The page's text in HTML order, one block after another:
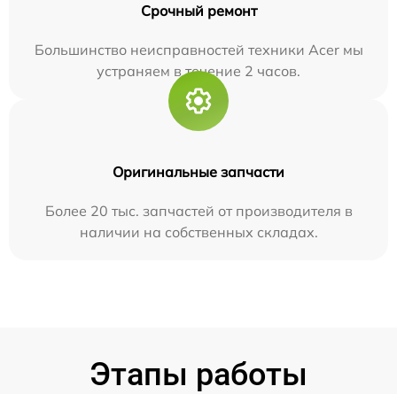
Срочный ремонт
Большинство неисправностей техники Acer мы
устраняем в течение 2 часов.
Оригинальные запчасти
Более 20 тыс. запчастей от производителя в
наличии на собственных складах.
Этапы работы